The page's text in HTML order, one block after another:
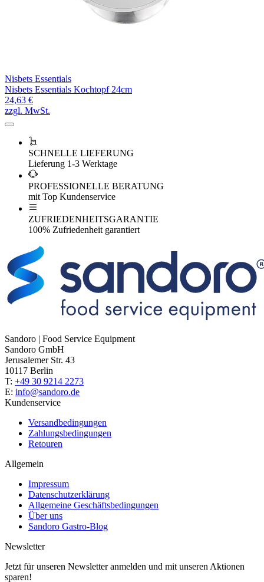
Nisbets Essentials
Nisbets Essentials Kochtopf 24cm
24,63 €
zzgl. MwSt.
SCHNELLE LIEFERUNG
Lieferung 1-3 Werktage
PROFESSIONELLE BERATUNG
mit Top Kundenservice
ZUFRIEDENHEITSGARANTIE
100% Zufriedenheit garantiert
Sandoro | Food Service Equipment
Sandoro GmbH
Jerusalemer Str. 43
10117 Berlin
T: +49 30 9214 2273
E: info@sandoro.de
Kundenservice
Versandbedingungen
Zahlungsbedingungen
Retouren
Allgemein
Impressum
Datenschutzerklärung
Allgemeine Geschäftsbedingungen
Über uns
Sandoro Gastro-Blog
Newsletter
Jetzt für unseren Newsletter anmelden und mit unseren Aktionen
sparen!